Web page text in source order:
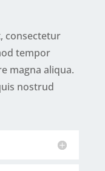
consectetur
tempor
magna aliqua.
nostrud